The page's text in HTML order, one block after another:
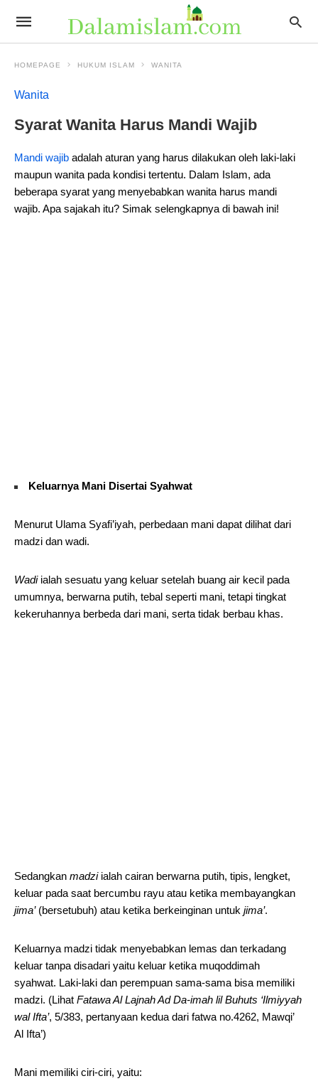
HOMEPAGE HUKUM ISLAM WANITA
Wanita
Syarat Wanita Harus Mandi Wajib
Mandi wajib adalah aturan yang harus dilakukan oleh laki-laki
maupun wanita pada kondisi tertentu. Dalam Islam, ada
beberapa syarat yang menyebabkan wanita harus mandi
wajib. Apa sajakah itu? Simak selengkapnya di bawah ini!
Keluarnya Mani Disertai Syahwat
Menurut Ulama Syafi’iyah, perbedaan mani dapat dilihat dari
madzi dan wadi.
Wadiialah sesuatu yang keluar setelah buang air kecil pada
umumnya, berwarna putih, tebal seperti mani, tetapi tingkat
kekeruhannya berbeda dari mani, serta tidak berbau khas.
Sedangkan madziialah cairan berwarna putih, tipis, lengket,
keluar pada saat bercumbu rayu atau ketika membayangkan
jima’(bersetubuh) atau ketika berkeinginan untuk jima’.
Keluarnya madzi tidak menyebabkan lemas dan terkadang
keluar tanpa disadari yaitu keluar ketika muqoddimah
syahwat. Laki-laki dan perempuan sama-sama bisa memiliki
madzi. (Lihat Fatawa Al Lajnah Ad Da-imah lil Buhuts ‘Ilmiyyah
wal Ifta’, 5/383, pertanyaan kedua dari fatwa no.4262, Mawqi’
Al Ifta’)
Mani memiliki ciri-ciri, yaitu: